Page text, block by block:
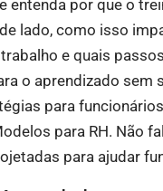
entenda por que o
lado, como isso
e quais
o aprendizado sem
para
para RH. Não
para ajudar